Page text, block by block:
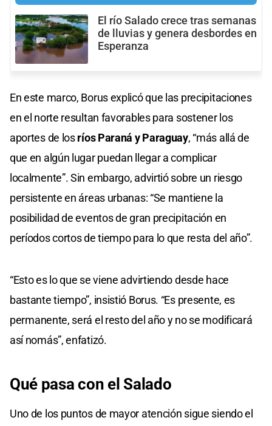
El río Salado crece tras semanas
de lluvias y genera desbordes en
Esperanza
En este marco, Borus explicó que las precipitaciones
en el norte resultan favorables para sostener los
aportes de losríos Paraná y Paraguay, “más allá de
que en algún lugar puedan llegar a complicar
localmente”. Sin embargo, advirtió sobre un riesgo
persistente en áreas urbanas: “Se mantiene la
posibilidad de eventos de gran precipitación en
períodos cortos de tiempo para lo que resta del año”.
“Esto es lo que se viene advirtiendo desde hace
bastante tiempo”, insistió Borus. “Es presente, es
permanente, será el resto del año y no se modificará
así nomás”, enfatizó.
Qué pasa con el Salado
Uno de los puntos de mayor atención sigue siendo el